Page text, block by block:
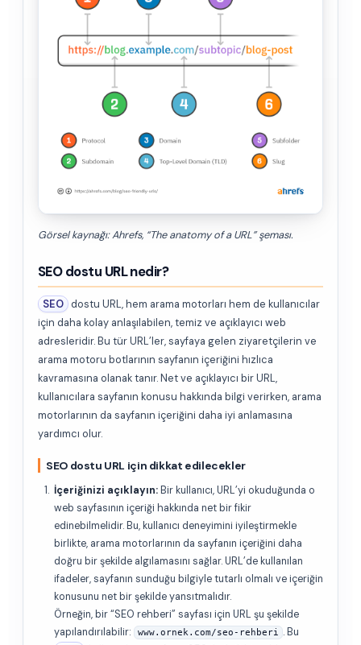
Görsel kaynağı: Ahrefs, “The anatomy of a URL” şeması.
SEO dostu URL nedir?
SEO dostu URL, hem arama motorları hem de kullanıcılar
için daha kolay anlaşılabilen, temiz ve açıklayıcı web
adresleridir. Bu tür URL’ler, sayfaya gelen ziyaretçilerin ve
arama motoru botlarının sayfanın içeriğini hızlıca
kavramasına olanak tanır. Net ve açıklayıcı bir URL,
kullanıcılara sayfanın konusu hakkında bilgi verirken, arama
motorlarının da sayfanın içeriğini daha iyi anlamasına
yardımcı olur.
SEO dostu URL için dikkat edilecekler
İçeriğinizi açıklayın:Bir kullanıcı, URL’yi okuduğunda o
web sayfasının içeriği hakkında net bir fikir
edinebilmelidir. Bu, kullanıcı deneyimini iyileştirmekle
birlikte, arama motorlarının da sayfanın içeriğini daha
doğru bir şekilde algılamasını sağlar. URL’de kullanılan
ifadeler, sayfanın sunduğu bilgiyle tutarlı olmalı ve içeriğin
konusunu net bir şekilde yansıtmalıdır.
Örneğin, bir “SEO rehberi” sayfası için URL şu şekilde
yapılandırılabilir:
www.ornek.com/seo-rehberi
. Bu